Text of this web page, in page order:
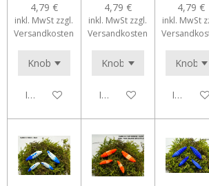
4,79 €
inkl. MwSt zzgl.
Versandkosten
In den Warenkorb
4,79 €
inkl. MwSt zzgl.
Versandkosten
In den Warenkorb
4,79 €
inkl. MwSt
In den